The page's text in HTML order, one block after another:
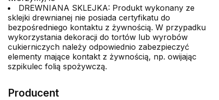
DREWNIANA SKLEJKA: Produkt wykonany ze
sklejki drewnianej nie posiada certyfikatu do
bezpośredniego kontaktu z żywnością. W przypadku
wykorzystania dekoracji do tortów lub wyrobów
cukierniczych należy odpowiednio zabezpieczyć
elementy mające kontakt z żywnością, np. owijając
szpikulec folią spożywczą.
Producent